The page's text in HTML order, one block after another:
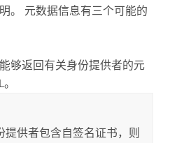
。 元数据信息有三个可能的
够返回有关身份提供者的元
提供者包含自签名证书，则